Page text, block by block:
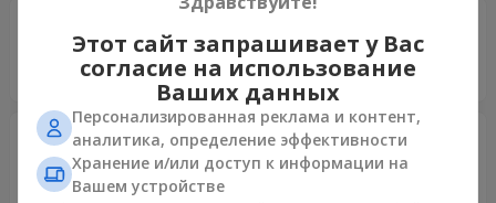
5
Все чудово, дякуємо !!!
Юлія 02.09.2025
5
Квіти неймовірні??дуже ніжні) Сервіс обслуговування ну
Этот сайт запрашивает у Вас
согласие на использование
Ваших данных
Персонализированная реклама и контент,
аналитика, определение эффективности
Хранение и/или доступ к информации на
Вашем устройстве